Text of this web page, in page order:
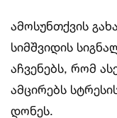
ამოსუნთქვის
სიმშვიდის
აჩვენებს, რომ
ამცირებს
დონეს.